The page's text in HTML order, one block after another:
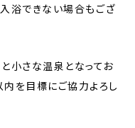
浴できない場合もござ
小さな温泉となってお
を目標にご協力よろし